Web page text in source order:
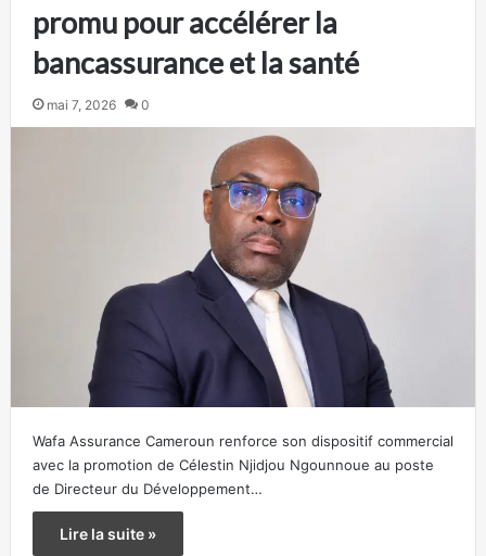
promu pour accélérer la
bancassurance et la santé
mai 7, 2026 0
Wafa Assurance Cameroun renforce son dispositif commercial
avec la promotion de Célestin Njidjou Ngounnoue au poste
de Directeur du Développement…
Lire la suite »